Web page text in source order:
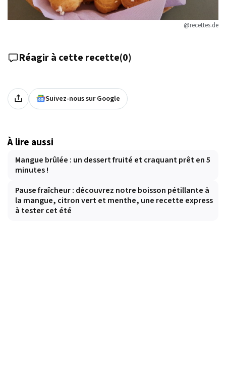
@recettes.de
Réagir à cette recette(0)
Suivez-nous sur Google
À lire aussi
Mangue brûlée : un dessert fruité et craquant prêt en 5
minutes !
Pause fraîcheur : découvrez notre boisson pétillante à
la mangue, citron vert et menthe, une recette express
à tester cet été